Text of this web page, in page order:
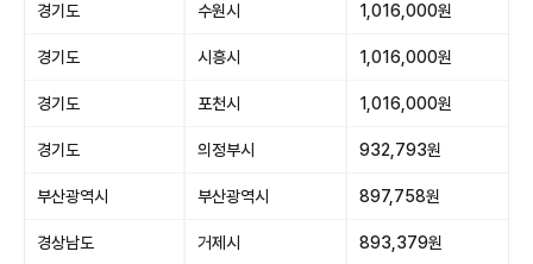
경기도 수원시 1,016,000원
경기도 시흥시 1,016,000원
경기도 포천시 1,016,000원
경기도 의정부시 932,793원
부산광역시 부산광역시 897,758원
경상남도 거제시 893,379원